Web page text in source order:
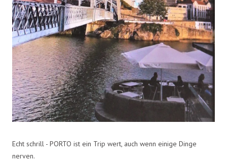
Echt schrill - PORTO ist ein Trip wert, auch wenn einige Dinge
nerven.